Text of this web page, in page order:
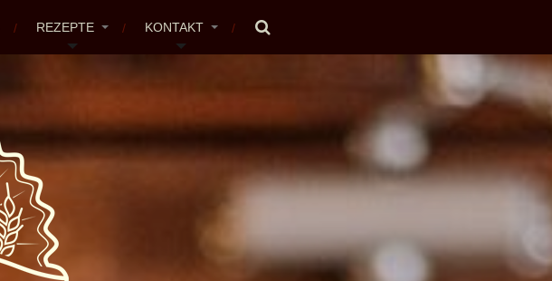
REZEPTE KONTAKT